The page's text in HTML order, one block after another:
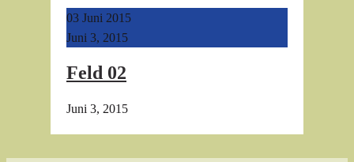
03 Juni 2015
Juni 3, 2015
Feld 02
Juni 3, 2015